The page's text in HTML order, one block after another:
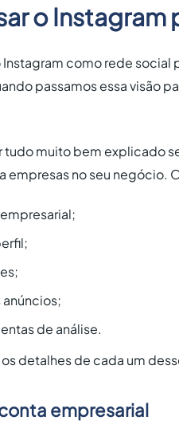
o Instagram
Instagram como rede
passamos essa visão
tudo muito bem explicado
empresas no seu negócio.
de análise.
detalhes de cada um
empresarial